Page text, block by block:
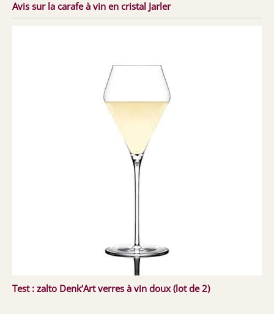
Avis sur la carafe à vin en cristal Jarler
Test : zalto Denk’Art verres à vin doux (lot de 2)